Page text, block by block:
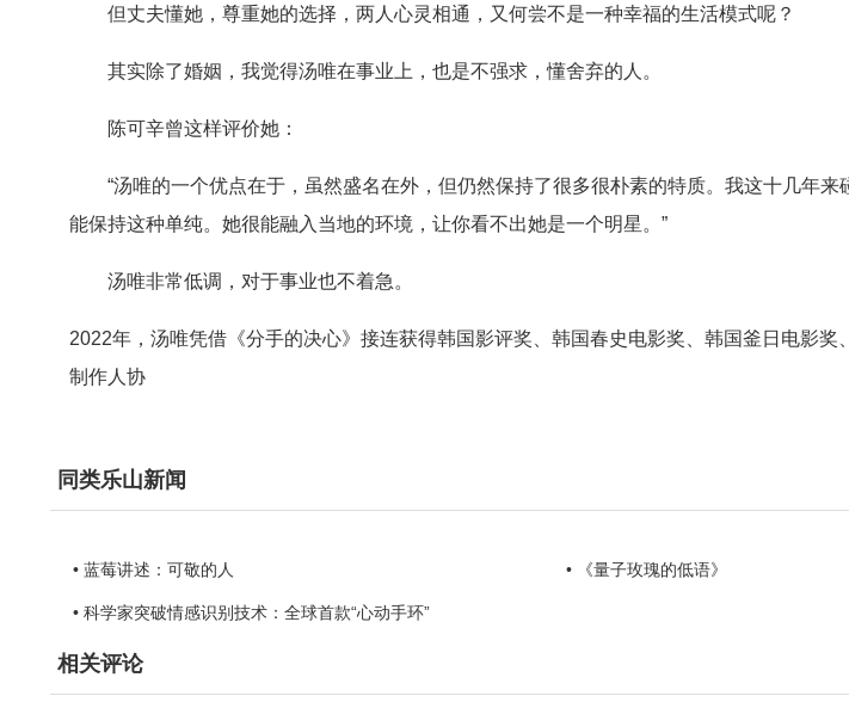
但丈夫懂她，尊重她的选择，两人心灵相通，又何尝不是一种幸福的生活模式呢？
其实除了婚姻，我觉得汤唯在事业上，也是不强求，懂舍弃的人。
陈可辛曾这样评价她：
“汤唯的一个优点在于，虽然盛名在外，但仍然保持了很多很朴素的特质。我这十几年来
能保持这种单纯。她很能融入当地的环境，让你看不出她是一个明星。”
汤唯非常低调，对于事业也不着急。
2022年，汤唯凭借《分手的决心》接连获得韩国影评奖、韩国春史电影奖、韩国釜日电影奖
制作人协
同类乐山新闻
• 蓝莓讲述：可敬的人 • 《量子玫瑰的低语》
• 科学家突破情感识别技术：全球首款“心动手环”
相关评论